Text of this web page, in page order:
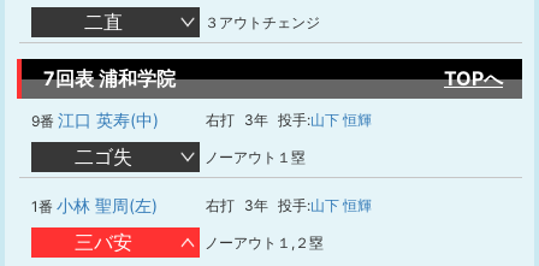
二直 ３アウトチェンジ
7回表 浦和学院 TOPへ
9番 江口 英寿(中) 右打 3年 投手:山下 恒輝
二ゴ失 ノーアウト１塁
1番 小林 聖周(左) 右打 3年 投手:山下 恒輝
三バ安 ノーアウト１,２塁